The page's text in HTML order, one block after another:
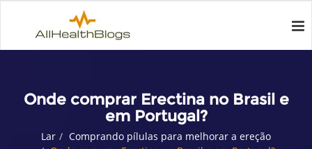
Onde comprar Erectina no Brasil e
em Portugal?
Lar
Comprando pílulas para melhorar a ereção